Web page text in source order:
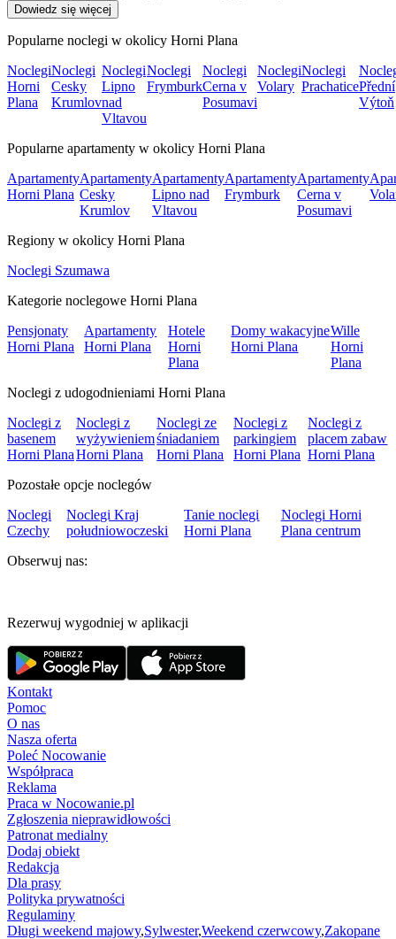
Dowiedz się więcej
Popularne noclegi w okolicy Horni Plana
Noclegi
Horni
Plana
Noclegi
Cesky
Krumlov
Noclegi
Lipno
nad
Vltavou
Noclegi
Frymburk
Noclegi
Cerna v
Posumavi
Noclegi
Volary
Noclegi
PrachaticePřední
Výtoň
Popularne apartamenty w okolicy Horni Plana
Apartamenty
Horni Plana
Apartamenty
Cesky
Krumlov
Apartamenty
Lipno nad
Vltavou
Apartamenty
Frymburk
Apartamenty
Cerna v
Posumavi
Regiony w okolicy Horni Plana
Noclegi Szumawa
Kategorie noclegowe Horni Plana
Pensjonaty
Horni Plana
Apartamenty
Horni Plana
Hotele
Horni
Plana
Domy wakacyjne
Horni Plana
Wille
Horni
Plana
Noclegi z udogodnieniami Horni Plana
Noclegi z
basenem
Horni Plana
Noclegi z
wyżywieniem
Horni Plana
Noclegi ze
śniadaniem
Horni Plana
Noclegi z
parkingiem
Horni Plana
Noclegi z
placem zabaw
Horni Plana
Pozostałe opcje noclegów
Noclegi
Czechy
Noclegi Kraj
południowoczeski
Tanie noclegi
Horni Plana
Noclegi Horni
Plana centrum
Obserwuj nas:
Rezerwuj wygodniej w aplikacji
Kontakt
Pomoc
O nas
Nasza oferta
Poleć Nocowanie
Współpraca
Reklama
Praca w Nocowanie.pl
Zgłoszenia nieprawidłowości
Patronat medialny
Dodaj obiekt
Redakcja
Dla prasy
Polityka prywatności
Regulaminy
Długi weekend majowy,Sylwester,Weekend czerwcowy,Zakopane